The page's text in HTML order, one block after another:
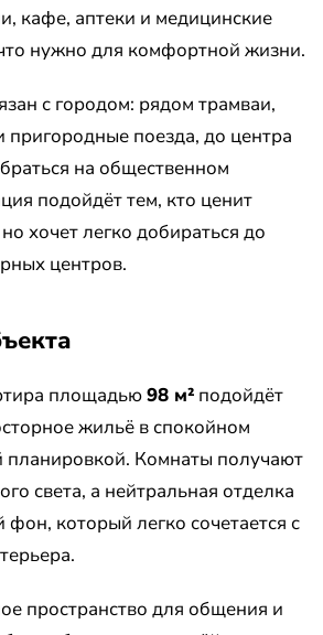
кафе, аптеки и медицинские
нужно для комфортной жизни.
с городом: рядом трамваи,
пригородные поезда, до центра
на общественном
подойдёт тем, кто ценит
хочет легко добираться до
центров.
площадью98 м² подойдёт
жильё в спокойном
планировкой. Комнаты получают
света, а нейтральная отделка
фон, который легко сочетается с
пространство для общения и